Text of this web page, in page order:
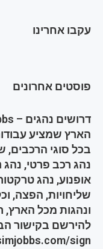
עקבו אחרינו
פוסטים אחרונים
הארץ שמציע
בכל סוגי הרכבים,
נהג רכב פרטי,
אופנוע, נהג
שליחויות, הפצה,
ונהגות מכל הארץ,
להירשם בקישור
sign/